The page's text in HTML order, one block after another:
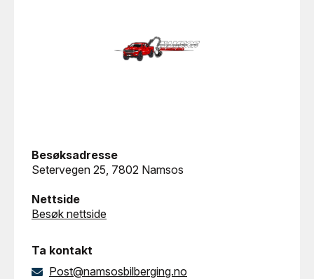
Besøksadresse
Setervegen 25, 7802 Namsos
Nettside
Besøk nettside
Ta kontakt
Post@namsosbilberging.no